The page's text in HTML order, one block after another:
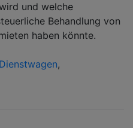
und welche
Behandlung von
haben könnte.
Dienstwagen,